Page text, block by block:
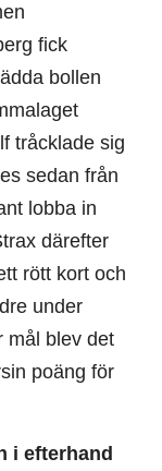
fick
bollen
tråcklade sig
sedan från
lobba in
därefter
rött kort och
under
mål blev det
poäng för
i efterhand